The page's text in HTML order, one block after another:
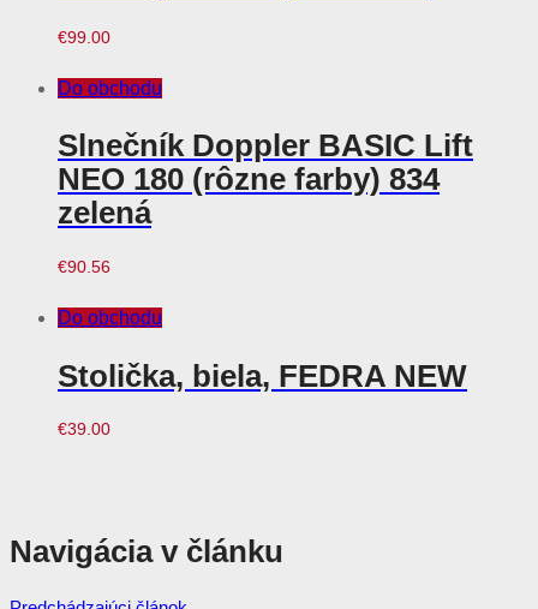
€253.00
Do obchodu
Záhradná lavička,
čierna/prírodná, JADARA
€99.00
Slnečník Doppler BASIC Lift
NEO 180 (rôzne farby) 834
Stolička, biela, FEDRA NEW